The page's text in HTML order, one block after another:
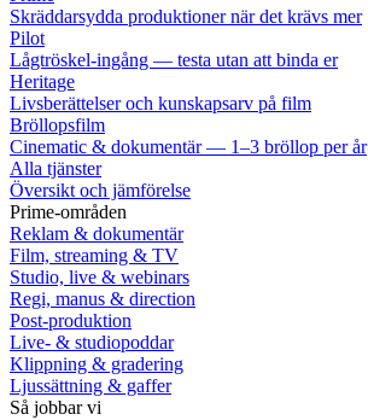
Skräddarsydda produktioner när det krävs mer
Pilot
Lågtröskel-ingång — testa utan att binda er
Heritage
Livsberättelser och kunskapsarv på film
Bröllopsfilm
Cinematic & dokumentär — 1–3 bröllop per år
Alla tjänster
Översikt och jämförelse
Prime-områden
Reklam & dokumentär
Film, streaming & TV
Studio, live & webinars
Regi, manus & direction
Post-produktion
Live- & studiopoddar
Klippning & gradering
Ljussättning & gaffer
Så jobbar vi